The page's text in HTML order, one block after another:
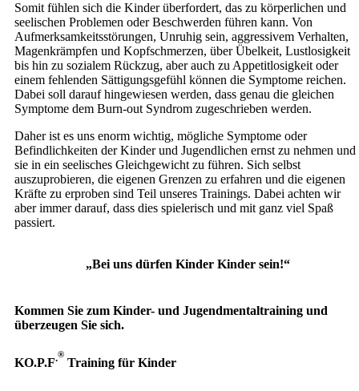
Somit fühlen sich die Kinder überfordert, das zu körperlichen und
seelischen Problemen oder Beschwerden führen kann. Von
Aufmerksamkeitsstörungen, Unruhig sein, aggressivem Verhalten,
Magenkrämpfen und Kopfschmerzen, über Übelkeit, Lustlosigkeit
bis hin zu sozialem Rückzug, aber auch zu Appetitlosigkeit oder
einem fehlenden Sättigungsgefühl können die Symptome reichen.
Dabei soll darauf hingewiesen werden, dass genau die gleichen
Symptome dem Burn-out Syndrom zugeschrieben werden.
Daher ist es uns enorm wichtig, mögliche Symptome oder
Befindlichkeiten der Kinder und Jugendlichen ernst zu nehmen und
sie in ein seelisches Gleichgewicht zu führen. Sich selbst
auszuprobieren, die eigenen Grenzen zu erfahren und die eigenen
Kräfte zu erproben sind Teil unseres Trainings. Dabei achten wir
aber immer darauf, dass dies spielerisch und mit ganz viel Spaß
passiert.
„Bei uns dürfen Kinder Kinder sein!“
Kommen Sie zum Kinder- und Jugendmentaltraining und
überzeugen Sie sich.
KO.P.F.®
Training für Kinder